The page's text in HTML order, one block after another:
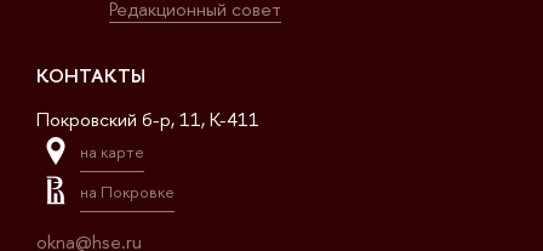
Редакционный совет
КОНТАКТЫ
Покровский б-р, 11, K-411
на карте
на Покровке
okna@hse.ru